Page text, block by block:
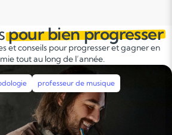
pour bien progresser
et conseils pour progresser et gagner en
tout au long de l’année.
Révisions Stages intensifs